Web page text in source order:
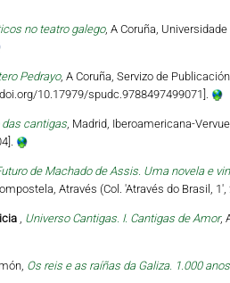
no teatro galego, A Coruña,
Pedrayo, A Coruña, Servizo de
doi.org/10.17979/spudc.9788497499071].
das cantigas, Madrid, Iberoamericana-
de Machado de Assis. Uma novela e
Através (Col. 'Através do Brasil,
, Universo Cantigas. I. Cantigas de Amor,
Os reis e as raíñas da Galiza. 1.000